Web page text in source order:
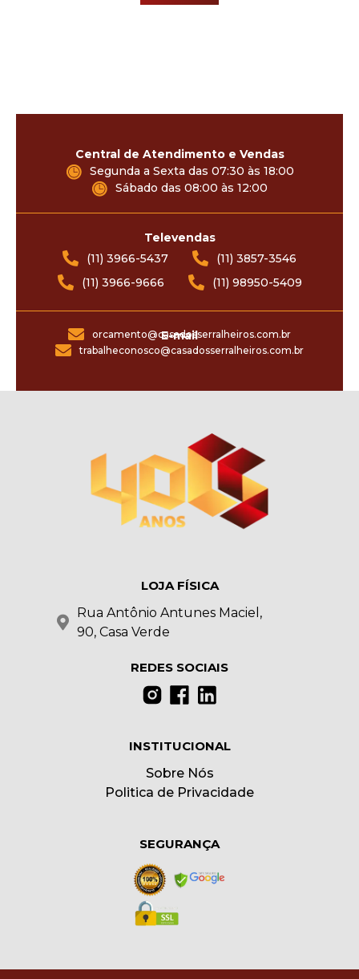
Central de Atendimento e Vendas
Segunda a Sexta das 07:30 às 18:00
Sábado das 08:00 às 12:00
Televendas
(11) 3966-5437
(11) 3857-3546
(11) 3966-9666
(11) 98950-5409
E-mail
orcamento@casadosserralheiros.com.br
trabalheconosco@casadosserralheiros.com.br
LOJA FÍSICA
Rua Antônio Antunes Maciel,
90, Casa Verde
REDES SOCIAIS
INSTITUCIONAL
Sobre Nós
Politica de Privacidade
SEGURANÇA